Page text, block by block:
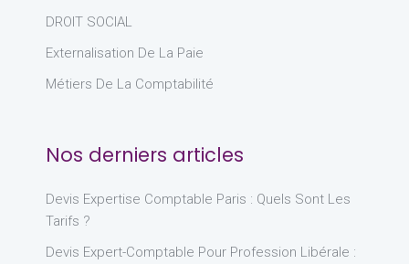
DROIT SOCIAL
Externalisation De La Paie
Métiers De La Comptabilité
Nos derniers articles
Devis Expertise Comptable Paris : Quels Sont Les
Tarifs ?
Devis Expert-Comptable Pour Profession Libérale :